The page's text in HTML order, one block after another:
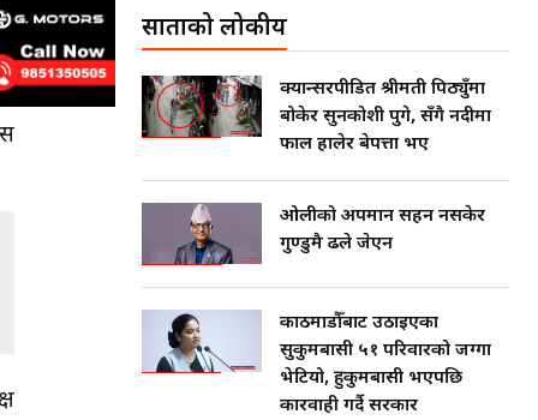
साताको लोकप्रीय
क्यान्सरपीडित श्रीमती पिठ्युँमा
बोकेर सुनकोशी पुगे, सँगै नदीमा
फाल हालेर बेपत्ता भए
ओलीको अपमान सहन नसकेर
गुण्डुमै ढले जेएन
काठमाडौँबाट उठाइएका
सुकुमबासी ५१ परिवारको जग्गा
भेटियो, हुकुमबासी भएपछि
कारवाही गर्दै सरकार